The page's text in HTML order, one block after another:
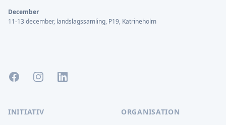
December
11-13 december, landslagssamling, P19, Katrineholm
FacebookInstagramLinkedIn
INITIATIV ORGANISATION